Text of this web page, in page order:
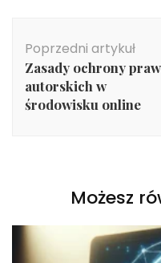
wpisu
Poprzedni artykuł
Zasady ochrony praw
autorskich w
środowisku online
Możesz